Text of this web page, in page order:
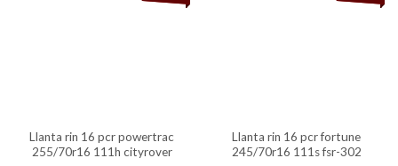
llanta rin 16 pcr powertrac
255/70r16 111h cityrover
llanta rin 16 pcr fortune
245/70r16 111s fsr-302